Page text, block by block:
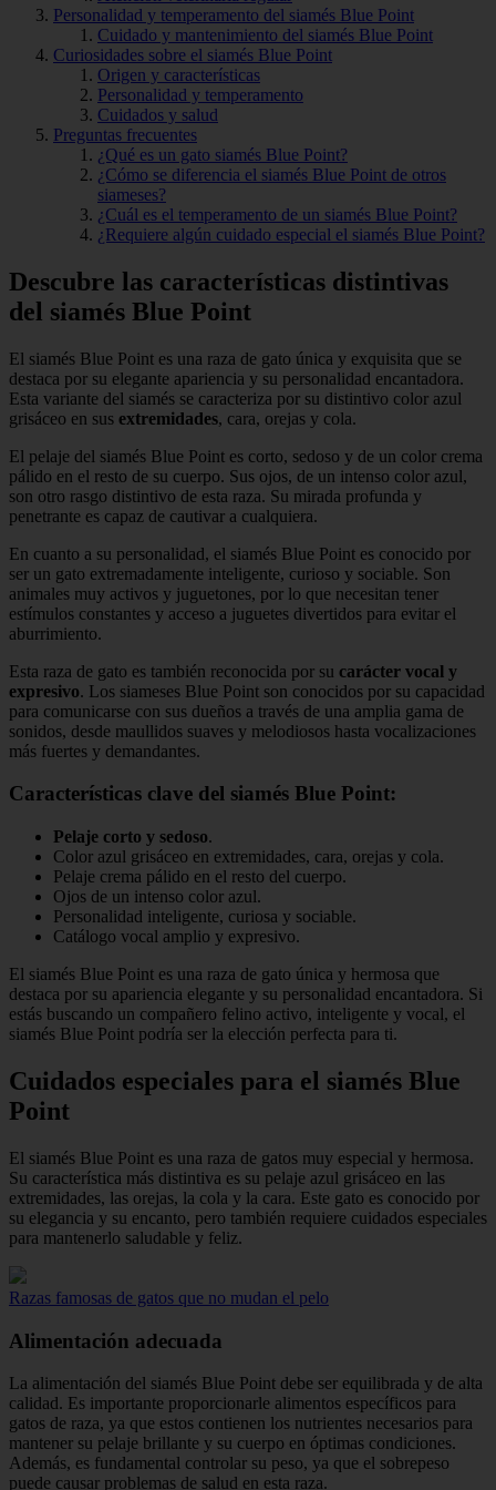
Personalidad y temperamento del siamés Blue Point
Cuidado y mantenimiento del siamés Blue Point
Curiosidades sobre el siamés Blue Point
Origen y características
Personalidad y temperamento
Cuidados y salud
Preguntas frecuentes
¿Qué es un gato siamés Blue Point?
¿Cómo se diferencia el siamés Blue Point de otros
siameses?
¿Cuál es el temperamento de un siamés Blue Point?
¿Requiere algún cuidado especial el siamés Blue Point?
Descubre las características distintivas
del siamés Blue Point
El siamés Blue Point es una raza de gato única y exquisita que se
destaca por su elegante apariencia y su personalidad encantadora.
Esta variante del siamés se caracteriza por su distintivo color azul
grisáceo en sus extremidades, cara, orejas y cola.
El pelaje del siamés Blue Point es corto, sedoso y de un color crema
pálido en el resto de su cuerpo. Sus ojos, de un intenso color azul,
son otro rasgo distintivo de esta raza. Su mirada profunda y
penetrante es capaz de cautivar a cualquiera.
En cuanto a su personalidad, el siamés Blue Point es conocido por
ser un gato extremadamente inteligente, curioso y sociable. Son
animales muy activos y juguetones, por lo que necesitan tener
estímulos constantes y acceso a juguetes divertidos para evitar el
aburrimiento.
Esta raza de gato es también reconocida por su carácter vocal y
expresivo. Los siameses Blue Point son conocidos por su capacidad
para comunicarse con sus dueños a través de una amplia gama de
sonidos, desde maullidos suaves y melodiosos hasta vocalizaciones
más fuertes y demandantes.
Características clave del siamés Blue Point:
Pelaje corto y sedoso.
Color azul grisáceo en extremidades, cara, orejas y cola.
Pelaje crema pálido en el resto del cuerpo.
Ojos de un intenso color azul.
Personalidad inteligente, curiosa y sociable.
Catálogo vocal amplio y expresivo.
El siamés Blue Point es una raza de gato única y hermosa que
destaca por su apariencia elegante y su personalidad encantadora. Si
estás buscando un compañero felino activo, inteligente y vocal, el
siamés Blue Point podría ser la elección perfecta para ti.
Cuidados especiales para el siamés Blue
Point
El siamés Blue Point es una raza de gatos muy especial y hermosa.
Su característica más distintiva es su pelaje azul grisáceo en las
extremidades, las orejas, la cola y la cara. Este gato es conocido por
su elegancia y su encanto, pero también requiere cuidados especiales
para mantenerlo saludable y feliz.
Razas famosas de gatos que no mudan el pelo
Alimentación adecuada
La alimentación del siamés Blue Point debe ser equilibrada y de alta
calidad. Es importante proporcionarle alimentos específicos para
gatos de raza, ya que estos contienen los nutrientes necesarios para
mantener su pelaje brillante y su cuerpo en óptimas condiciones.
Además, es fundamental controlar su peso, ya que el sobrepeso
puede causar problemas de salud en esta raza.